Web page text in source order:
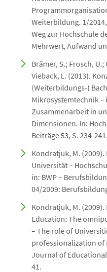
Weiterbildung. 1/
Weg zur Hochschule
Mehrwert, Aufwand
Brämer, S.; Frosch,
Vieback, L. (2013).
(Weiterbildungs-)
Mikrosystemtechnik
Zusammenarbeit in
Dimensionen. In:
Beiträge 53, S. 234-241.
Kondratjuk, M.
Universität –
in: BWP –
04/2009:
Kondratjuk, M.
Education: The
– The role of
professionalization of
Journal of Educational
41.